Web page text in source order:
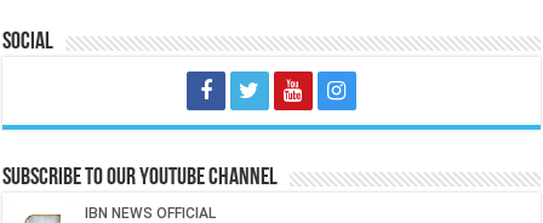
Social
Subscribe to our Youtube Channel